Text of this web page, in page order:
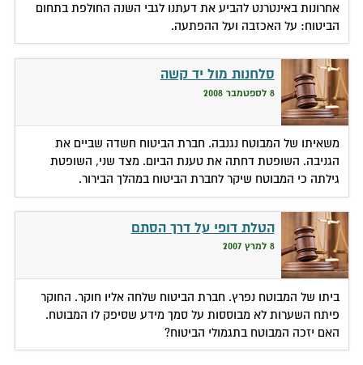
אחרונות באינטרנט להביע את דעתנו לגבי השנה החולפת בתחום
הביטוח: על האכזבה ועל ההפתעה.
סלחנות מול יד קשה
8 לספטמבר 2008
משאיתו של המבוטח נגנבה. חברת הביטוח חשדה שביים את
הגניבה. השופטת דחתה את טענת הביום. מצד שני, השופטת
גילתה כי המבוטח שיקר לחברת הביטוח במהלך הבירור.
הטלת דופי על דרך הסתם
8 למרץ 2007
ביתו של המבוטח נפרץ. חברת הביטוח שלחה אליו חוקר. החוקר
פיתח השערות לא מבוססות על סמך מידע שסיפק לו המבוטח.
האם יזכה המבוטח בתגמולי הביטוח?